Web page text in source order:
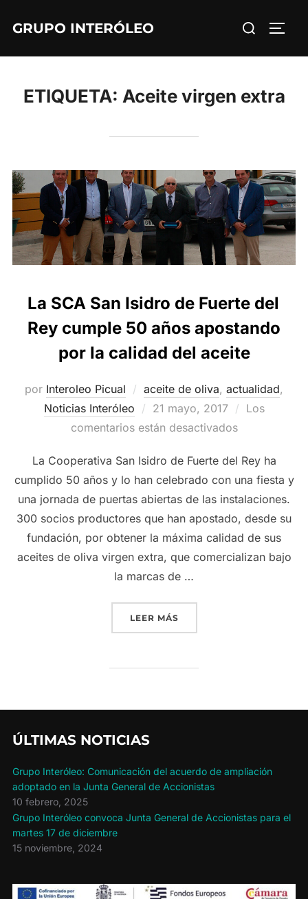
GRUPO INTERÓLEO Buscar:
ETIQUETA: Aceite virgen extra
La SCA San Isidro de Fuerte del
Rey cumple 50 años apostando
por la calidad del aceite
por Interoleo Picual aceite de oliva, actualidad,
Noticias Interóleo
Publicado
el
21 mayo, 2017
Los
comentarios están desactivados
La Cooperativa San Isidro de Fuerte del Rey ha
cumplido 50 años y lo han celebrado con una fiesta y
una jornada de puertas abiertas de las instalaciones.
300 socios productores que han apostado, desde su
fundación, por obtener la máxima calidad de sus
aceites de oliva virgen extra, que comercializan bajo
la marcas de …
LEER MÁS«LA SCA SAN ISIDRO DE
ÚLTIMAS NOTICIAS
Grupo Interóleo: Comunicación del acuerdo de ampliación
adoptado en la Junta General de Accionistas
10 febrero, 2025
Grupo Interóleo convoca Junta General de Accionistas para el
martes 17 de diciembre
15 noviembre, 2024